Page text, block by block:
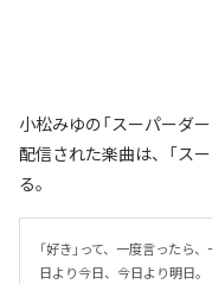
小松みゆの「スーパーダ
配信された楽曲は、「ス
る。
「好き」って、一度言ったら
日より今日、今日より明日。